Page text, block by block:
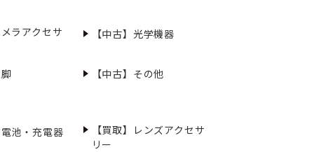
ラアクセサ 【中古】光学機器
【中古】その他
池・充電器
【買取】レンズアクセサ
リー